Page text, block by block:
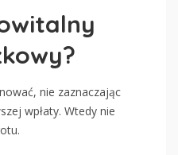
nie zaznaczając
wpłaty. Wtedy nie